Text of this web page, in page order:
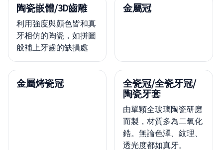
陶瓷嵌體/3D齒雕
利用強度與顏色皆和真
牙相仿的陶瓷，如拼圖
般補上牙齒的缺損處
金屬冠
金屬烤瓷冠
全瓷冠/全瓷牙冠/
陶瓷牙套
由單顆全玻璃陶瓷研磨
而製，材質多為二氧化
鋯。無論色澤、紋理、
透光度都如真牙。